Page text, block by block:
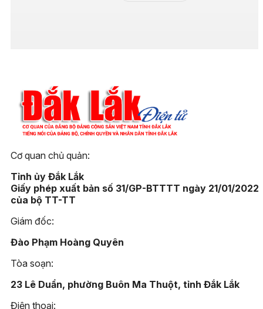
Cơ quan chủ quản:
Tỉnh ủy Đắk Lắk
Giấy phép xuất bản số 31/GP-BTTTT ngày 21/01/2022
của bộ TT-TT
Giám đốc:
Đào Phạm Hoàng Quyên
Tòa soạn:
23 Lê Duẩn, phường Buôn Ma Thuột, tỉnh Đắk Lắk
Điện thoại: